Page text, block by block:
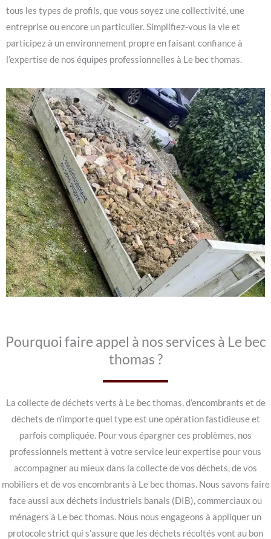
tous les types de profils, que vous soyez une collectivité, une
entreprise ou encore un particulier. Simplifiez-vous la vie et
participez à un environnement propre en faisant confiance à
l’expertise de nos équipes professionnelles à Le bec thomas.
Pourquoi faire appel à nos services à Le bec
thomas ?
La collecte de déchets verts à Le bec thomas, d’encombrants et de
déchets de n’importe quel type est une opération fastidieuse et
parfois compliquée. Pour vous épargner ces problèmes, nos
professionnels mettent à votre service leur expertise pour vous
accompagner au mieux dans la collecte de vos déchets, de vos
mobiliers et de vos encombrants à Le bec thomas. Nous savons faire
face aussi aux déchets industriels banals (DIB), commerciaux ou
ménagers à Le bec thomas. Nous nous engageons à appliquer un
protocole strict qui s’assure que les déchets récoltés vont au bon